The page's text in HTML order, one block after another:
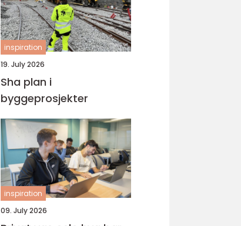
inspiration
19. July 2026
Sha plan i
byggeprosjekter
inspiration
09. July 2026